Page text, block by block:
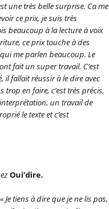
une très belle surprise. Ca me
ce prix, je suis très
beaucoup à la lecture à voix
ce prix touche à des
me parlen beaucoup. Le
fait un super travail. C’est
il fallait réussir à le dire avec
trop en faire, c’est très précis.
un travail de
le texte et c’est
Oui’dire.
« Je tiens à dire que je ne lis pas,